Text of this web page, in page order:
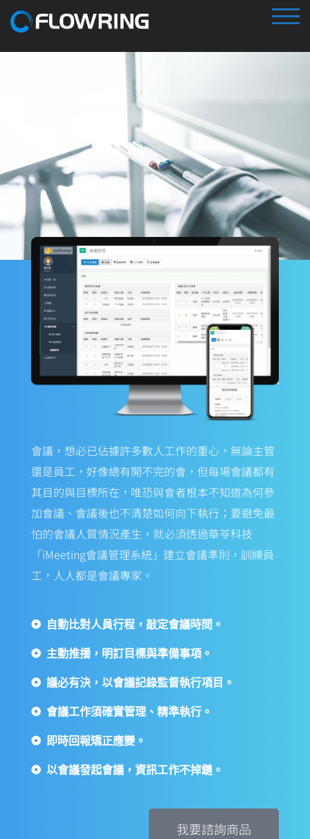
iMeeting
會議管理系統
人人懂開會，帶出團隊執行力。
會議，想必已佔據許多數人工作的重心，無論主管
還是員工，好像總有開不完的會，但每場會議都有
其目的與目標所在，唯恐與會者根本不知道為何參
加會議、會議後也不清楚如何向下執行；要避免最
怕的會議人質情況產生，就必須透過華苓科技
「iMeeting會議管理系統」建立會議準則，訓練員
工，人人都是會議專家。
自動比對人員行程，敲定會議時間。
主動推播，明訂目標與準備事項。
議必有決，以會議記錄監督執行項目。
會議工作須確實管理、精準執行。
即時回報矯正應變。
以會議發起會議，資訊工作不掉鏈。
我要諮詢商品